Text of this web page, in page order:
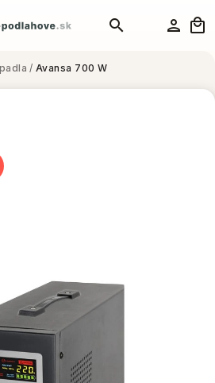
/ Avansa 700 W